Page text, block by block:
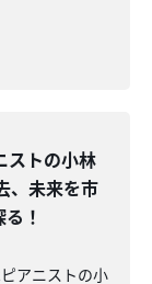
ストの小林
、未来を市
！
アニストの小